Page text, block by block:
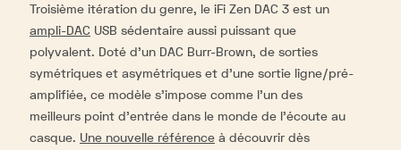
Troisième itération du genre, le iFi Zen DAC 3 est un
ampli-DAC USB sédentaire aussi puissant que
polyvalent. Doté d’un DAC Burr-Brown, de sorties
symétriques et asymétriques et d’une sortie ligne/pré-
amplifiée, ce modèle s’impose comme l’un des
meilleurs point d’entrée dans le monde de l’écoute au
casque. Une nouvelle référence à découvrir dès